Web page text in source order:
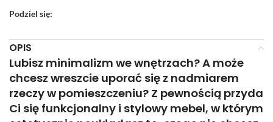
Podziel się:
OPIS
Lubisz minimalizm we wnętrzach? A może
chcesz wreszcie uporać się z nadmiarem
rzeczy w pomieszczeniu? Z pewnością przyda
Ci się funkcjonalny i stylowy mebel, w którym